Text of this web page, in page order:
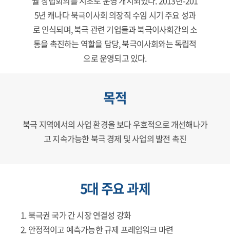
5년 캐나다 북극이사회 의장직 수임 시기 주요 성과
로 인식되며, 북극 관련 기업들과 북극이사회간의 소
통을 촉진하는 역할을 담당, 북극이사회와는 독립적
으로 운영되고 있다.
목적
북극 지역에서의 사업 환경을 보다 우호적으로 개선해나가
고 지속가능한 북극 경제 및 사업의 발전 촉진
5대 주요 과제
북극권 국가 간 시장 연결성 강화
안정적이고 예측가능한 규제 프레임워크 마련